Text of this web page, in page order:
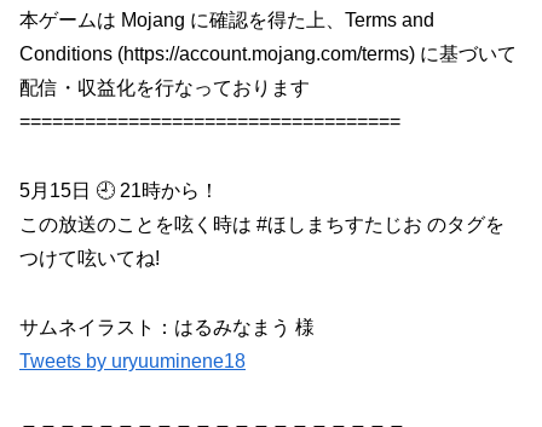
本ゲームは Mojang に確認を得た上、Terms and
Conditions (https://account.mojang.com/terms) に基づいて
配信・収益化を行なっております
===================================
5月15日 🕘 21時から！
この放送のことを呟く時は #ほしまちすたじお のタグを
つけて呟いてね!
サムネイラスト：はるみなまう 様
Tweets by uryuuminene18